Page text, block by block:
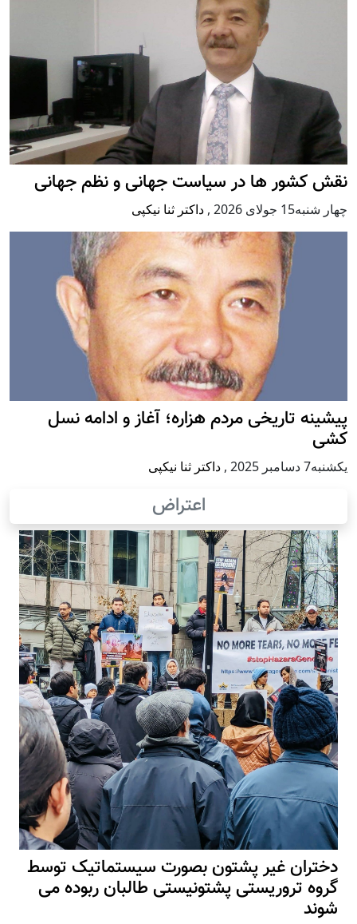
نقش کشور ها در سیاست جهانی و نظم جهانی
چهار شنبه15 جولای 2026 , داکتر ثنا نیکپی
پيشينه تاريخی مردم هزاره؛ آغاز و ادامه نسل
کشی
يكشنبه7 دسامبر 2025 , داکتر ثنا نیکپی
اعتراض
دختران غیر پشتون بصورت سیستماتیک توسط
گروه تروریستی پشتونیستی طالبان ربوده می
شوند